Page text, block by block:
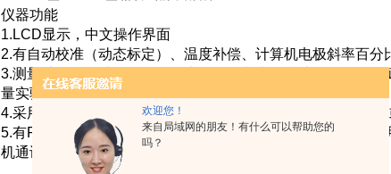
欢迎您！
来自局域网的朋友！有什么可以帮助您的
吗？
仪器功能
1.LCD显示，中文操作界面
2.有自动校准（动态标定）、温度补偿、计算机电极斜率百分
3.测量结果具有贮存、删除、查阅、打印和保持功能，zui多可
量实验数据，并提供两套打印模式供用户选择
4.采用三电极测量系统，具有
值和温度
5.有RS-232接口，可接TP-16型串行打印机打印测量结果，选
机通讯